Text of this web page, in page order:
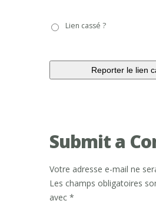
casséLien cassé ?
Submit a
Votre adresse e-mail ne
Les champs obligatoires
avec *